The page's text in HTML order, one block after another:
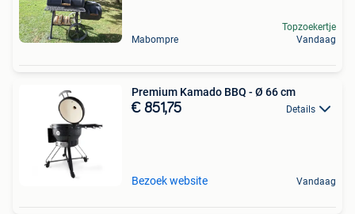
Mabompre
Topzoekertje
Vandaag
Premium Kamado BBQ - Ø 66 cm
€ 851,75 Details
Bezoek website Vandaag